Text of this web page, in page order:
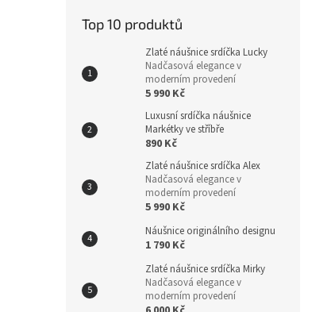
Top 10 produktů
Zlaté náušnice srdíčka Lucky
Nadčasová elegance v
moderním provedení
5 990 Kč
Luxusní srdíčka náušnice
Markétky ve stříbře
890 Kč
Zlaté náušnice srdíčka Alex
Nadčasová elegance v
moderním provedení
5 990 Kč
Náušnice originálního designu
1 790 Kč
Zlaté náušnice srdíčka Mirky
Nadčasová elegance v
moderním provedení